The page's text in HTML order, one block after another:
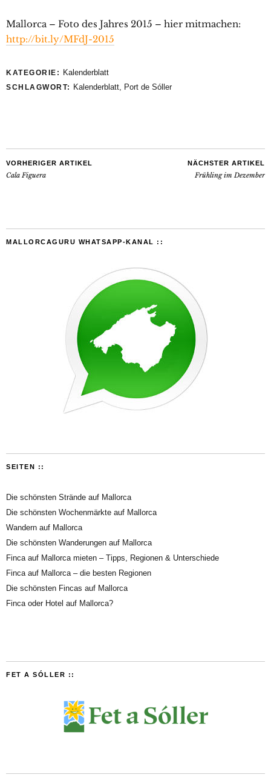
Mallorca – Foto des Jahres 2015 – hier mitmachen:
http://bit.ly/MFdJ-2015
KATEGORIE: Kalenderblatt
SCHLAGWORT: Kalenderblatt, Port de Sóller
VORHERIGER ARTIKEL
Cala Figuera
NÄCHSTER ARTIKEL
Frühling im Dezember
MALLORCAGURU WHATSAPP-KANAL ::
SEITEN ::
Die schönsten Strände auf Mallorca
Die schönsten Wochenmärkte auf Mallorca
Wandern auf Mallorca
Die schönsten Wanderungen auf Mallorca
Finca auf Mallorca mieten – Tipps, Regionen & Unterschiede
Finca auf Mallorca – die besten Regionen
Die schönsten Fincas auf Mallorca
Finca oder Hotel auf Mallorca?
FET A SÓLLER ::